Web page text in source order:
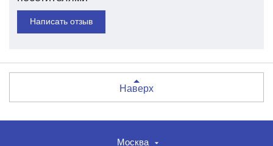
Написать отзыв
Наверх
Москва